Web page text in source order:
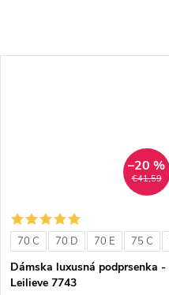
€41,59
–20 %
70 C 70 D 70 E 75 C
Dámska luxusná podprsenka -
Leilieve 7743